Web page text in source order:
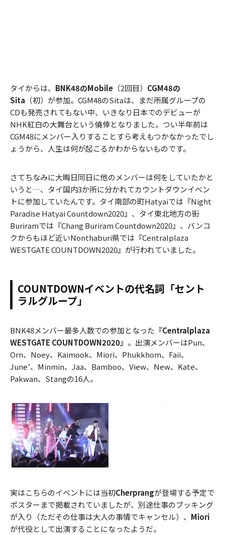
タイからは、 BNK48のMobile （2回目） CGM48の
Sita （初）が参加。CGM48のSitaは、まだ所属グループの
CDも発売されてもない中、いきなり日本でのデビューが
NHK紅白の大舞台という僥倖となりました。つい半年前は
CGM48にメンバー入りすることすら考えもつかなかったでし
ょうから、人生は何が起こるかわからないものです。
さてちなみに大晦日同日に他のメンバーは何をしていたかと
いうと…、タイ国内3か所に分かれてカウントダウンイベン
トに参加していたんです。タイ南部の町Hatyaiでは『Night
Paradise Hatyai Countdown2020』、タイ東北地方の街
Buriramでは『Chang Buriram Countdown2020』、バンコ
クからもほど近いNonthaburi県では『Centralplaza
WESTGATE COUNTDOWN2020』が行われていました。
COUNTDOWNイベントの代名詞「セント
ラルグループ」
BNK48メンバー最多人数での参加となった 『Centralplaza
WESTGATE COUNTDOWN2020』 。出演メンバーはPun、
Orn、Noey、Kaimook、Miori、Phukkhom、Faii、
June’、Minmin、Jaa、Bamboo、View、New、Kate、
Pakwan、Stangの16人。
実はこちらのイベントには当初Cherprangが登場する予定で
ポスターまで掲載されていましたが、別途仕事のブッキング
が入り（ただその仕事は大人の事情でキャンセル）、 Miori
が代役として出演することになったようだ。